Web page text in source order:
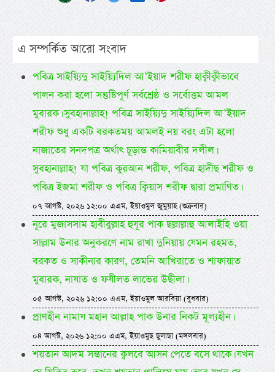
এ সম্পর্কিত আরো সংবাদ
পবিত্র সাইয়্যিদু সাইয়্যিদিল আ’ইয়াদ শরীফ হাক্বীক্বীভাবে
পালন করা হলো সন্তুষ্টিপূর্ণ সর্বশ্রেষ্ঠ ও সর্বোত্তম আমল
মুবারক। সুবহানাল্লাহ! পবিত্র সাইয়্যিদু সাইয়্যিদিল আ’ইয়াদ
শরীফ শুধু একটি বরকতময় আমলই নয় বরং এটা হলো
নাজাতের সনদপত্র অর্থাৎ চূড়ান্ত কামিয়াবীর দলীল।
সুবহানাল্লাহ! যা পবিত্র কুরআন শরীফ, পবিত্র হাদীছ শরীফ ও
পবিত্র ইজমা শরীফ ও পবিত্র ক্বিয়াস শরীফ দ্বারা প্রমাণিত।
০৭ আগস্ট, ২০২৬ ১২:০০ এএম, ইয়াওমুল জুমুয়াহ (শুক্রবার)
নূরে মুজাসসাম হাবীবুল্লাহ হুযূর পাক ছল্লাল্লাহু আলাইহি ওয়া
সাল্লাম উনার অনুকরণে নাম রাখা দুনিয়ায় যেমন রহমত,
বরকত ও সাকীনার কারণ, তেমনি আখিরাতে ও শাফায়াত
মুবারক, নাযাত ও ফযীলত লাভের উছীলা।
০৫ আগস্ট, ২০২৬ ১২:০০ এএম, ইয়াওমুল আরবিয়া (বুধবার)
প্রাণহীন নামায মহান আল্লাহ পাক উনার নিকট মূল্যহীন।
০৪ আগস্ট, ২০২৬ ১২:০০ এএম, ইয়াওমুছ ছুলাছা (মঙ্গলবার)
শয়তান আদম সন্তানের ক্বলবে আসন পেতে বসে থাকে। যখন